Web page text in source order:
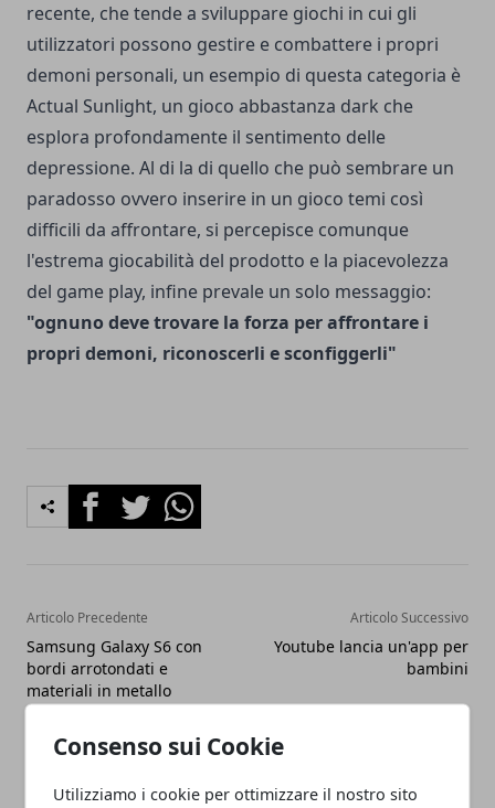
Consenso sui Cookie
Utilizziamo i cookie per ottimizzare il nostro sito
recente, che tende a sviluppare giochi in cui gli
utilizzatori possono gestire e combattere i propri
demoni personali, un esempio di questa categoria è
Actual Sunlight, un gioco abbastanza dark che
esplora profondamente il sentimento delle
depressione. Al di la di quello che può sembrare un
paradosso ovvero inserire in un gioco temi così
difficili da affrontare, si percepisce comunque
l'estrema giocabilità del prodotto e la piacevolezza
del game play, infine prevale un solo messaggio:
"ognuno deve trovare la forza per affrontare i
propri demoni, riconoscerli e sconfiggerli"
FacebookTwitterWhatsapp
Articolo Precedente
Samsung Galaxy S6 con
bordi arrotondati e
materiali in metallo
Articolo Successivo
Youtube lancia un'app per
bambini